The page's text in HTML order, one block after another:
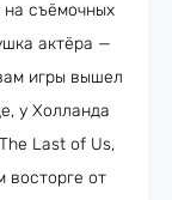
съёмочных
актёра —
игры вышел
у Холланда
Last of Us,
восторге от